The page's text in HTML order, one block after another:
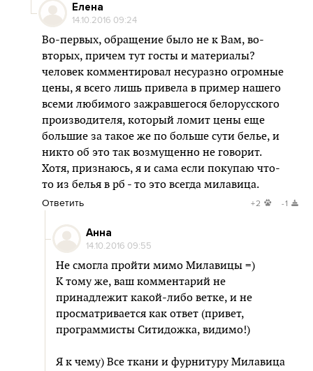
Елена
14.10.2016 09:24
Во-первых, обращение было не к Вам, во-
вторых, причем тут госты и материалы?
человек комментировал несуразно огромные
цены, я всего лишь привела в пример нашего
всеми любимого зажравшегося белорусского
производителя, который ломит цены еще
большие за такое же по больше сути белье, и
никто об это так возмущенно не говорит.
Хотя, признаюсь, я и сама если покупаю что-
то из белья в рб - то это всегда милавица.
Ответить +2 -1
Анна
14.10.2016 09:55
Не смогла пройти мимо Милавицы =)
К тому же, ваш комментарий не
принадлежит какой-либо ветке, и не
просматривается как ответ (привет,
программисты Ситидожка, видимо!)
Я к чему) Все ткани и фурнитуру Милавица